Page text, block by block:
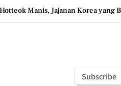
Hotteok Manis, Jajanan Korea yang
the Simple Ingredients That
Tzatziki Yogurt Saus Segar Favorit
Subscribe